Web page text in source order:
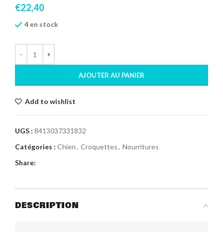
€22,40
4 en stock
AJOUTER AU PANIER
Add to wishlist
UGS : 8413037331832
Catégories : Chien, Croquettes, Nourritures
Share:
DESCRIPTION